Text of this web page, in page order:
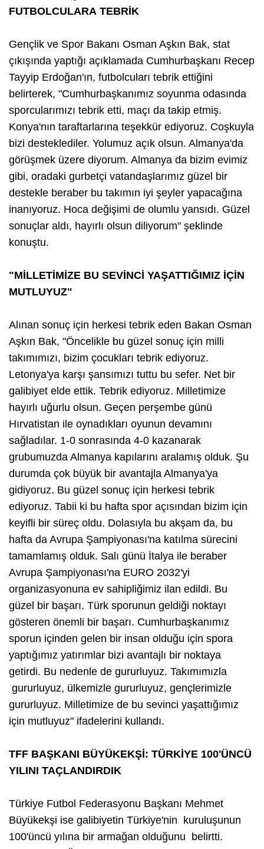
FUTBOLCULARA TEBRİK
Gençlik ve Spor Bakanı Osman Aşkın Bak, stat
çıkışında yaptığı açıklamada Cumhurbaşkanı Recep
Tayyip Erdoğan'ın, futbolcuları tebrik ettiğini
belirterek, "Cumhurbaşkanımız soyunma odasında
sporcularımızı tebrik etti, maçı da takip etmiş.
Konya'nın taraftarlarına teşekkür ediyoruz. Coşkuyla
bizi desteklediler. Yolumuz açık olsun. Almanya'da
görüşmek üzere diyorum. Almanya da bizim evimiz
gibi, oradaki gurbetçi vatandaşlarımız güzel bir
destekle beraber bu takımın iyi şeyler yapacağına
inanıyoruz. Hoca değişimi de olumlu yansıdı. Güzel
sonuçlar aldı, hayırlı olsun diliyorum" şeklinde
konuştu.
"MİLLETİMİZE BU SEVİNCİ YAŞATTIĞIMIZ İÇİN
MUTLUYUZ"
Alınan sonuç için herkesi tebrik eden Bakan Osman
Aşkın Bak, "Öncelikle bu güzel sonuç için milli
takımımızı, bizim çocukları tebrik ediyoruz.
Letonya'ya karşı şansımızı tuttu bu sefer. Net bir
galibiyet elde ettik. Tebrik ediyoruz. Milletimize
hayırlı uğurlu olsun. Geçen perşembe günü
Hırvatistan ile oynadıkları oyunun devamını
sağladılar. 1-0 sonrasında 4-0 kazanarak
grubumuzda Almanya kapılarını aralamış olduk. Şu
durumda çok büyük bir avantajla Almanya'ya
gidiyoruz. Bu güzel sonuç için herkesi tebrik
ediyoruz. Tabii ki bu hafta spor açısından bizim için
keyifli bir süreç oldu. Dolasıyla bu akşam da, bu
hafta da Avrupa Şampiyonası'na katılma sürecini
tamamlamış olduk. Salı günü İtalya ile beraber
Avrupa Şampiyonası'na EURO 2032'yi
organizasyonuna ev sahipliğimiz ilan edildi. Bu
güzel bir başarı. Türk sporunun geldiği noktayı
gösteren önemli bir başarı. Cumhurbaşkanımız
sporun içinden gelen bir insan olduğu için spora
yaptığımız yatırımlar bizi avantajlı bir noktaya
getirdi. Bu nedenle de gururluyuz. Takımımızla
gururluyuz, ülkemizle gururluyuz, gençlerimizle
gururluyuz. Milletimize de bu sevinci yaşattığımız
için mutluyuz" ifadelerini kullandı.
TFF BAŞKANI BÜYÜKEKŞİ: TÜRKİYE 100'ÜNCÜ
YILINI TAÇLANDIRDIK
Türkiye Futbol Federasyonu Başkanı Mehmet
Büyükekşi ise galibiyetin Türkiye'nin kuruluşunun
100'üncü yılına bir armağan olduğunu belirtti.